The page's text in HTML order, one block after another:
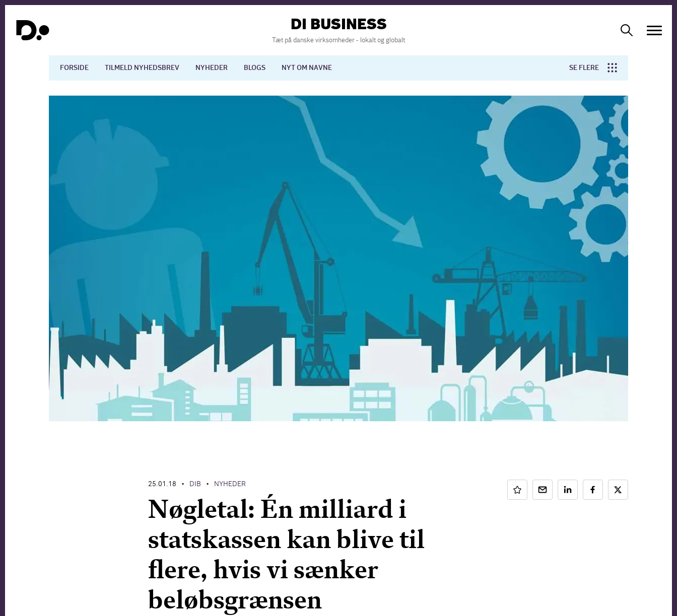
DI BUSINESS
Tæt på danske virksomheder - lokalt og globalt
FORSIDE TILMELD NYHEDSBREV NYHEDER BLOGS NYT OM NAVNE SE FLERE
Dansk økonomi Arbejdsmiljø
Arbejdsmarkedet Forskning
25.01.18 • DIB • NYHEDER
Nøgletal: Én milliard i
statskassen kan blive til
flere, hvis vi sænker
beløbsgrænsen